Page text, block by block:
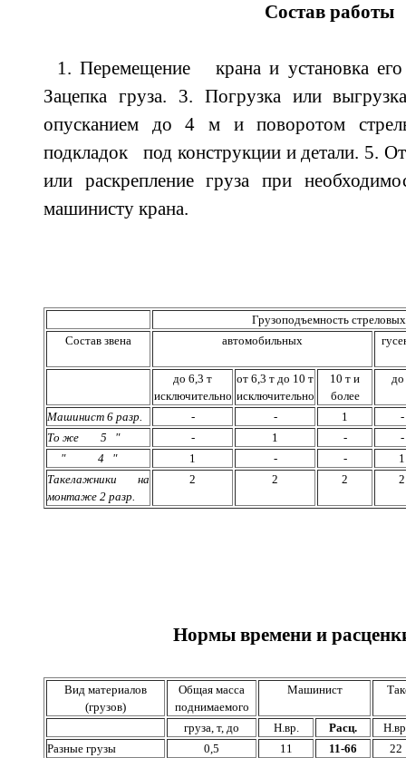
Состав работы
1. Перемещение крана и установка
Зацепка груза. 3. Погрузка или
опусканием до 4 м и поворотом
подкладок под конструкции и детали. 5.
или раскрепление груза при
машинисту крана.
Грузоподъемность
Состав звена
автомобильных
до 6,3 т
исключительно
от 6,3 т до 10 т
исключительно
10 т и
более
до
Машинист 6 разр. - - 1
-
То же 5 "
- 1 -
-
" 4 "
1 - -
1
Такелажники на
монтаже 2 разр.
2 2 2 2
Нормы времени и
Вид материалов
(грузов)
Общая масса
поднимаемого
Машинист
груза, т, до Н.вр. Расц.
Разные грузы
0,5 11 11-66
22